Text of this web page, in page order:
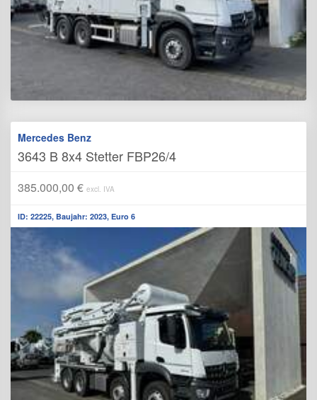
Mercedes Benz
3643 B 8x4 Stetter FBP26/4
385.000,00 € excl. IVA
ID: 22225, Baujahr: 2023, Euro 6